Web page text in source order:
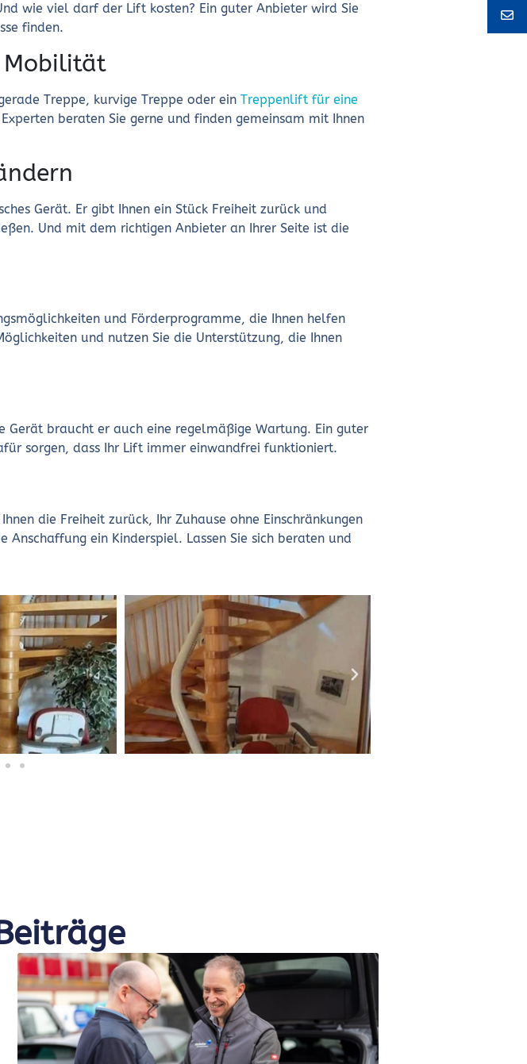
wie viel darf der Lift kosten? Ein guter Anbieter wird Sie
finden.
Mobilität
Treppe, kurvige Treppe oder ein Treppenlift für eine
beraten Sie gerne und finden gemeinsam mit Ihnen
Gerät. Er gibt Ihnen ein Stück Freiheit zurück und
Und mit dem richtigen Anbieter an Ihrer Seite ist die
und Förderprogramme, die Ihnen helfen
und nutzen Sie die Unterstützung, die Ihnen
Gerät braucht er auch eine regelmäßige Wartung. Ein guter
sorgen, dass Ihr Lift immer einwandfrei funktioniert.
die Freiheit zurück, Ihr Zuhause ohne Einschränkungen
ein Kinderspiel. Lassen Sie sich beraten und